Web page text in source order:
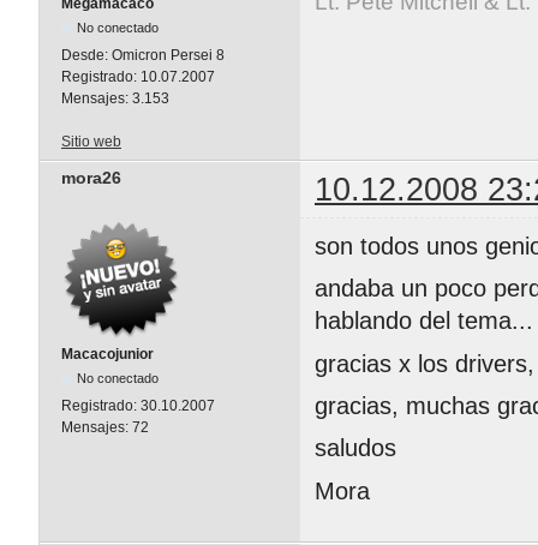
Megamacaco
No conectado
Desde: Omicron Persei 8
Registrado: 10.07.2007
Mensajes: 3.153
Sitio web
mora26 10.12.2008
Macacojunior
No conectado
Registrado: 30.10.2007
Mensajes: 72
son todos unos
andaba un poco
hablando del tema...
gracias x los
gracias, muchas
saludos
Mora